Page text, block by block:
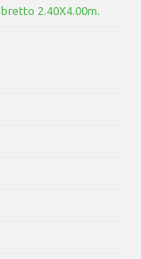
2.40Χ4.00m.